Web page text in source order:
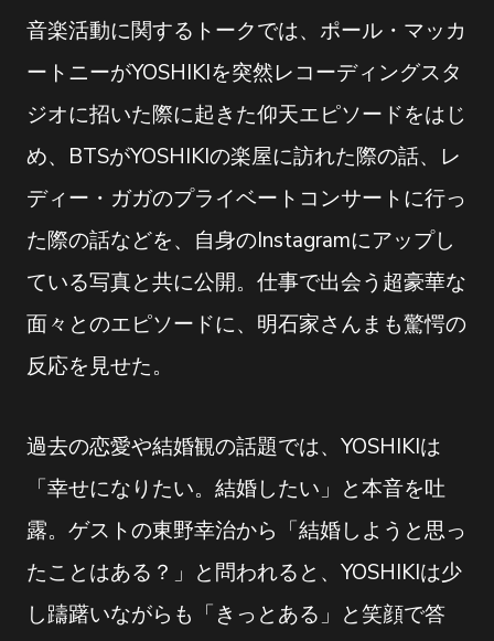
音楽活動に関するトークでは、ポール・マッカ
ートニーがYOSHIKIを突然レコーディングスタ
ジオに招いた際に起きた仰天エピソードをはじ
め、BTSがYOSHIKIの楽屋に訪れた際の話、レ
ディー・ガガのプライベートコンサートに行っ
た際の話などを、自身のInstagramにアップし
ている写真と共に公開。仕事で出会う超豪華な
面々とのエピソードに、明石家さんまも驚愕の
反応を見せた。
過去の恋愛や結婚観の話題では、YOSHIKIは
「幸せになりたい。結婚したい」と本音を吐
露。ゲストの東野幸治から「結婚しようと思っ
たことはある？」と問われると、YOSHIKIは少
し躊躇いながらも「きっとある」と笑顔で答